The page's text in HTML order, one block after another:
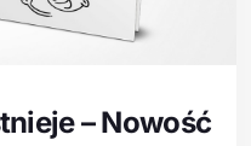
– Nowość